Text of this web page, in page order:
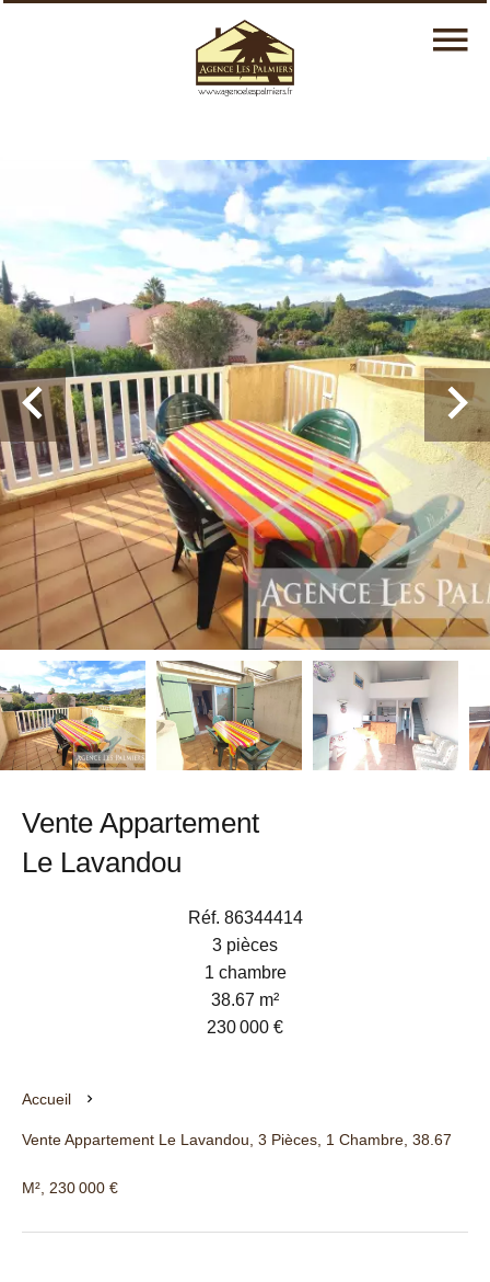
Vente Appartement
Le Lavandou
Réf. 86344414
3 pièces
1 chambre
38.67 m²
230 000 €
Accueil
Vente Appartement Le Lavandou, 3 Pièces, 1 Chambre, 38.67
M², 230 000 €